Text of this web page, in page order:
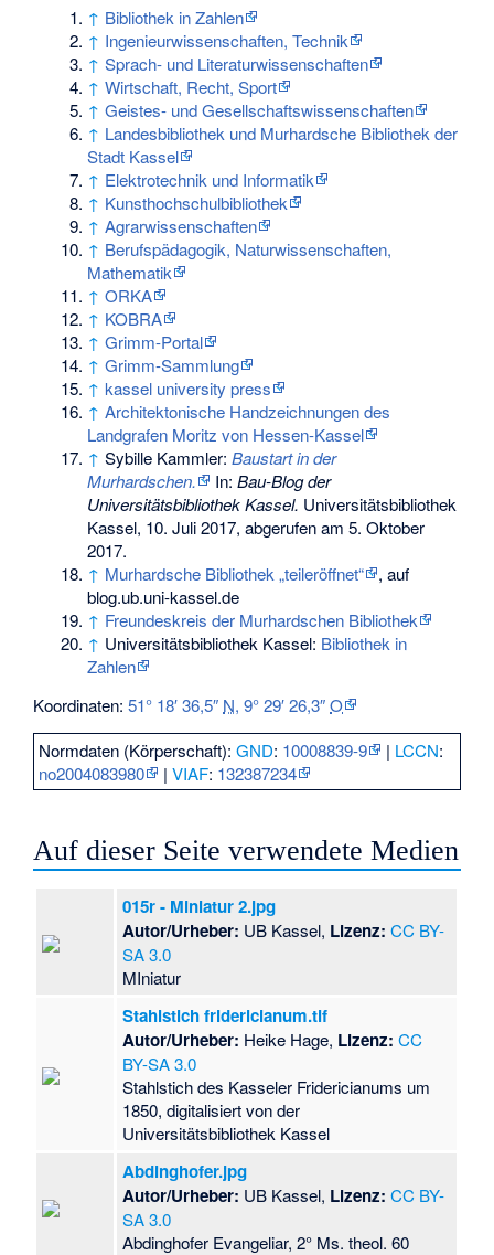
↑ Bibliothek in Zahlen
↑ Ingenieurwissenschaften, Technik
↑ Sprach- und Literaturwissenschaften
↑ Wirtschaft, Recht, Sport
↑ Geistes- und Gesellschaftswissenschaften
↑ Landesbibliothek und Murhardsche Bibliothek der
Stadt Kassel
↑ Elektrotechnik und Informatik
↑ Kunsthochschulbibliothek
↑ Agrarwissenschaften
↑ Berufspädagogik, Naturwissenschaften,
Mathematik
↑ ORKA
↑ KOBRA
↑ Grimm-Portal
↑ Grimm-Sammlung
↑ kassel university press
↑ Architektonische Handzeichnungen des
Landgrafen Moritz von Hessen-Kassel
↑ Sybille Kammler:Baustart in der
Murhardschen.
In:Bau-Blog der
Universitätsbibliothek Kassel. Universitätsbibliothek
Kassel, 10. Juli 2017, abgerufen am 5. Oktober
2017.
↑ Murhardsche Bibliothek „teileröffnet“
, auf
blog.ub.uni-kassel.de
↑ Freundeskreis der Murhardschen Bibliothek
↑ Universitätsbibliothek Kassel: Bibliothek in
Zahlen
Koordinaten:51° 18′ 36,5″ N,9° 29′ 26,3″O
Normdaten (Körperschaft):GND: 10008839-9 | LCCN:
no2004083980
|VIAF: 132387234
Auf dieser Seite verwendete Medien
015r - Miniatur 2.jpg
Autor/Urheber: UB Kassel, Lizenz: CC BY-
SA 3.0
MIniatur
Stahlstich fridericianum.tif
Autor/Urheber: Heike Hage, Lizenz: CC
BY-SA 3.0
Stahlstich des Kasseler Fridericianums um
1850, digitalisiert von der
Universitätsbibliothek Kassel
Abdinghofer.jpg
Autor/Urheber: UB Kassel, Lizenz: CC BY-
SA 3.0
Abdinghofer Evangeliar, 2° Ms. theol. 60